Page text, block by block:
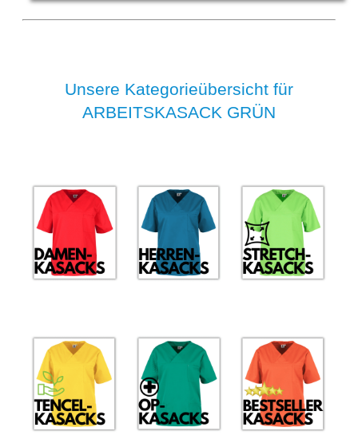
Unsere Kategorieübersicht für
ARBEITSKASACK GRÜN